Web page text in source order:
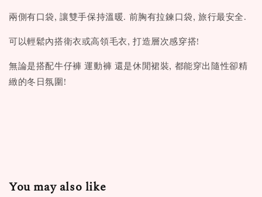
兩側有口袋, 讓雙手保持溫暖. 前胸有拉鍊口袋, 旅行最安全.
可以輕鬆內搭衛衣或高領毛衣, 打造層次感穿搭!
無論是搭配牛仔褲 運動褲 還是休閒裙裝, 都能穿出隨性卻精
緻的冬日氛圍!
You may also like